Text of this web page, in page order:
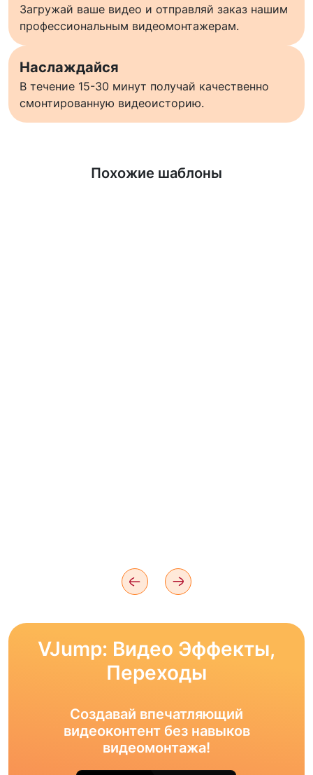
Загружай ваше видео и отправляй заказ нашим
профессиональным видеомонтажерам.
Наслаждайся
В течение 15-30 минут получай качественно
смонтированную видеоисторию.
Похожие шаблоны
Узнать больше
VJump: Видео Эффекты,
Переходы
Создавай впечатляющий
видеоконтент без навыков
видеомонтажа!